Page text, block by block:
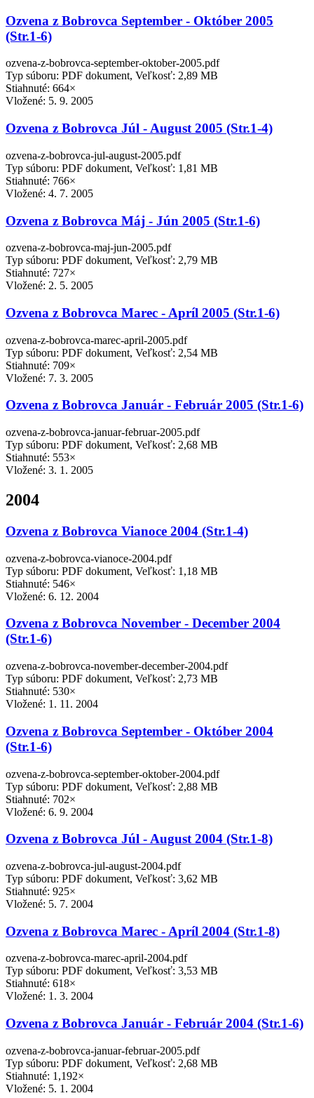
Ozvena z Bobrovca September - Október 2005
(Str.1-6)
ozvena-z-bobrovca-september-oktober-2005.pdf
Typ súboru: PDF dokument, Veľkosť: 2,89 MB
Stiahnuté: 664×
Vložené: 5. 9. 2005
Ozvena z Bobrovca Júl - August 2005 (Str.1-4)
ozvena-z-bobrovca-jul-august-2005.pdf
Typ súboru: PDF dokument, Veľkosť: 1,81 MB
Stiahnuté: 766×
Vložené: 4. 7. 2005
Ozvena z Bobrovca Máj - Jún 2005 (Str.1-6)
ozvena-z-bobrovca-maj-jun-2005.pdf
Typ súboru: PDF dokument, Veľkosť: 2,79 MB
Stiahnuté: 727×
Vložené: 2. 5. 2005
Ozvena z Bobrovca Marec - Apríl 2005 (Str.1-6)
ozvena-z-bobrovca-marec-april-2005.pdf
Typ súboru: PDF dokument, Veľkosť: 2,54 MB
Stiahnuté: 709×
Vložené: 7. 3. 2005
Ozvena z Bobrovca Január - Február 2005 (Str.1-6)
ozvena-z-bobrovca-januar-februar-2005.pdf
Typ súboru: PDF dokument, Veľkosť: 2,68 MB
Stiahnuté: 553×
Vložené: 3. 1. 2005
2004
Ozvena z Bobrovca Vianoce 2004 (Str.1-4)
ozvena-z-bobrovca-vianoce-2004.pdf
Typ súboru: PDF dokument, Veľkosť: 1,18 MB
Stiahnuté: 546×
Vložené: 6. 12. 2004
Ozvena z Bobrovca November - December 2004
(Str.1-6)
ozvena-z-bobrovca-november-december-2004.pdf
Typ súboru: PDF dokument, Veľkosť: 2,73 MB
Stiahnuté: 530×
Vložené: 1. 11. 2004
Ozvena z Bobrovca September - Október 2004
(Str.1-6)
ozvena-z-bobrovca-september-oktober-2004.pdf
Typ súboru: PDF dokument, Veľkosť: 2,88 MB
Stiahnuté: 702×
Vložené: 6. 9. 2004
Ozvena z Bobrovca Júl - August 2004 (Str.1-8)
ozvena-z-bobrovca-jul-august-2004.pdf
Typ súboru: PDF dokument, Veľkosť: 3,62 MB
Stiahnuté: 925×
Vložené: 5. 7. 2004
Ozvena z Bobrovca Marec - Apríl 2004 (Str.1-8)
ozvena-z-bobrovca-marec-april-2004.pdf
Typ súboru: PDF dokument, Veľkosť: 3,53 MB
Stiahnuté: 618×
Vložené: 1. 3. 2004
Ozvena z Bobrovca Január - Február 2004 (Str.1-6)
ozvena-z-bobrovca-januar-februar-2005.pdf
Typ súboru: PDF dokument, Veľkosť: 2,68 MB
Stiahnuté: 1,192×
Vložené: 5. 1. 2004